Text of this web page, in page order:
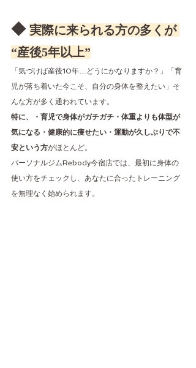
◆ 実際に来られる方の多くが
“産後5年以上”
「気づけば産後10年…どうにかなりますか？」「育
児が落ち着いた今こそ、自分の身体を整えたい」そ
んな方が多く通われています。
特に、・育児で身体がガチガチ・体重よりも体型が
気になる・健康的に痩せたい・運動が久しぶりで不
安という方がほとんど。
パーソナルジムRebody今宿店では、最初に身体の
使い方をチェックし、あなたに合ったトレーニング
を無理なく始められます。